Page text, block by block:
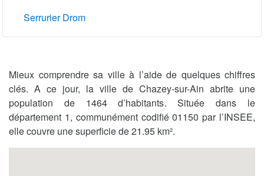
Serrurier Drom
Mieux comprendre sa ville à l’aide de quelques chiffres
clés. A ce jour, la ville de Chazey-sur-Ain abrite une
population de 1464 d’habitants. Située dans le
département 1, communément codifié 01150 par l’INSEE,
elle couvre une superficie de 21.95 km².